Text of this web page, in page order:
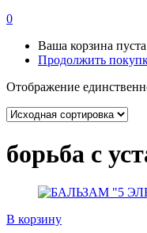
0
Ваша корзина пуста
Продолжить
Отображение
борьба с
В корзину